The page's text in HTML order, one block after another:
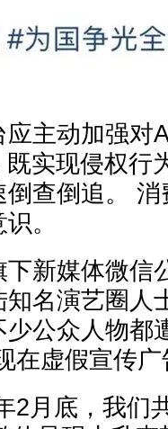
主动加强对
实现侵权行
查倒追。
。
新媒体微信
名演艺圈人
公众人物都
在虚假宣传
2月底，我们